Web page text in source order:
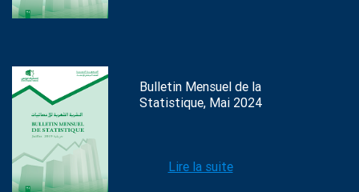
Bulletin Mensuel de la
Statistique, Mai 2024
Lire la suite